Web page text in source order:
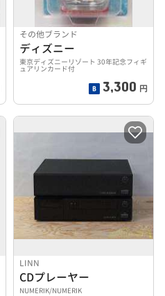
その他ブランド
ディズニー
東京ディズニーリゾート 30年記念フィギ
ュアリンカード付
3,300 円
LINN
CDプレーヤー
NUMERIK/NUMERIK